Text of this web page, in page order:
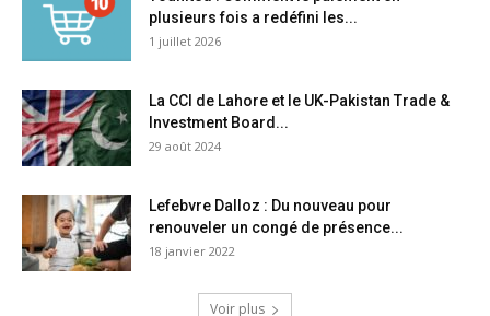
plusieurs fois a redéfini les...
1 juillet 2026
La CCI de Lahore et le UK-Pakistan Trade &
Investment Board...
29 août 2024
Lefebvre Dalloz : Du nouveau pour
renouveler un congé de présence...
18 janvier 2022
Voir plus